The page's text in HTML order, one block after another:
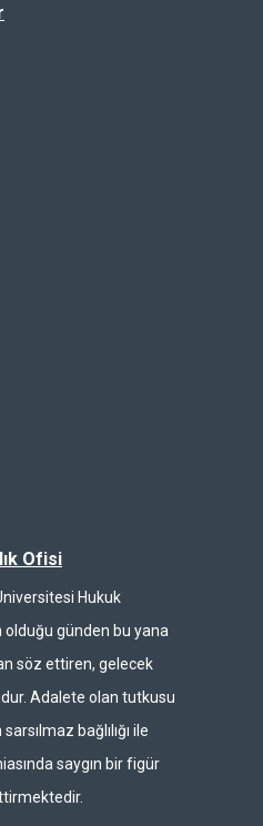
Ofisi
Hukuk
olduğu günden bu yana
söz ettiren, gelecek
Adalete olan tutkusu
bağlılığı ile
saygın bir figür